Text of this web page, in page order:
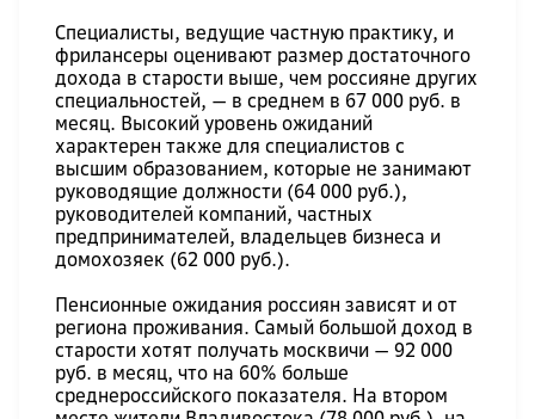
Специалисты, ведущие частную практику, и
фрилансеры оценивают размер достаточного
дохода в старости выше, чем россияне других
специальностей, — в среднем в 67 000 руб. в
месяц. Высокий уровень ожиданий
характерен также для специалистов с
высшим образованием, которые не занимают
руководящие должности (64 000 руб.),
руководителей компаний, частных
предпринимателей, владельцев бизнеса и
домохозяек (62 000 руб.).
Пенсионные ожидания россиян зависят и от
региона проживания. Самый большой доход в
старости хотят получать москвичи — 92 000
руб. в месяц, что на 60% больше
среднероссийского показателя. На втором